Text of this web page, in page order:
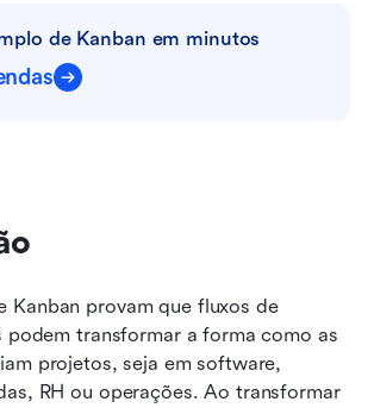
de Kanban em minutos
Kanban provam que fluxos de
podem transformar a forma como as
projetos, seja em software,
RH ou operações. Ao transformar